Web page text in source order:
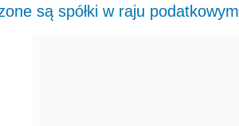
są spółki w raju podatkowym